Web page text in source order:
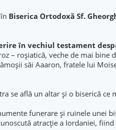
Biserica Ortodoxă Sf.
în vechiul testament
– roşiatică, veche de mai
săi Aaaron, fratele lui
se află un altar și o biserică ce
funerare și ruinele unei
atracţie a Iordaniei,